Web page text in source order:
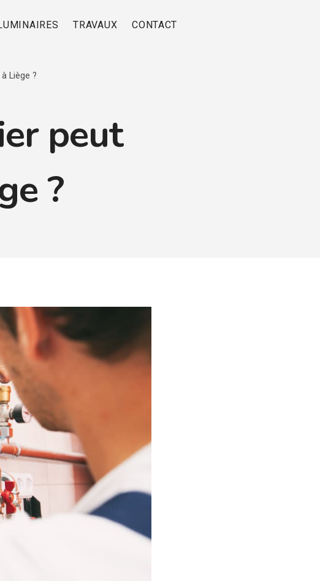
TRAVAUX CONTACT
Liège ?
peut
?